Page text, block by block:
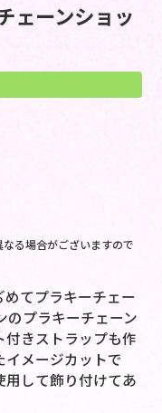
ェーンショッ
る場合がございますので
てプラキーチェー
のプラキーチェーン
付きストラップも作
メージカットで
用して飾り付けてあ